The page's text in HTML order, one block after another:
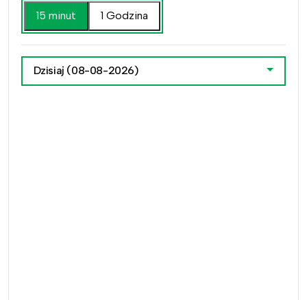
15 minut
1 Godzina
Dzisiaj (08-08-2026)